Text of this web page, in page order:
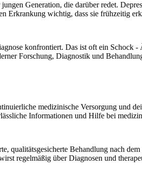
Generation, die darüber redet.
Erkrankung wichtig, dass sie frühzeitig
konfrontiert. Das ist oft ein Schock
Forschung, Diagnostik und
medizinische Versorgung und
Informationen und Hilfe bei
qualitätsgesicherte Behandlung nach
regelmäßig über Diagnosen und